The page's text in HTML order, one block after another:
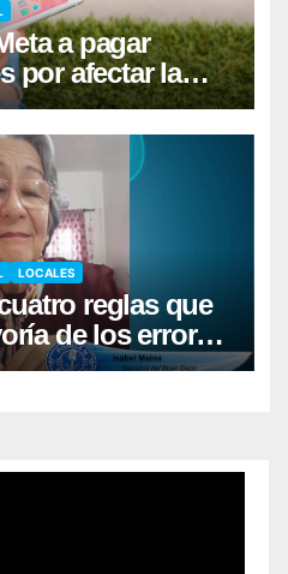
a pagar
por afectar la
niños
LOCALES
reglas que
de los errores